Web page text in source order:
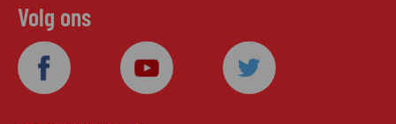
Volg ons